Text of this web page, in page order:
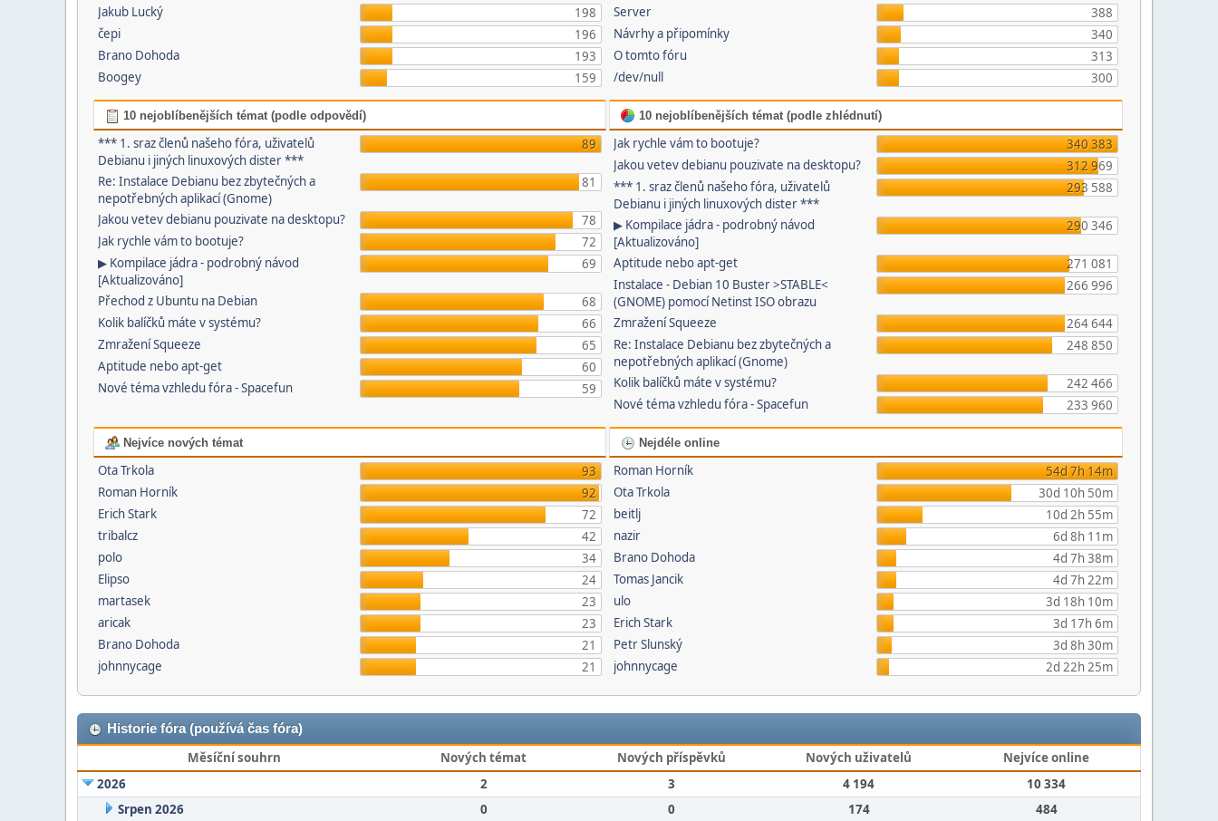
Jakub Lucký
198
čepi
196
Brano Dohoda
193
Boogey
159
Server
388
Návrhy a připomínky
340
O tomto fóru
313
/dev/null
300
10 nejoblíbenějších témat (podle odpovědí)
*** 1. sraz členů našeho fóra, uživatelů
Debianu i jiných linuxových dister ***
89
Re: Instalace Debianu bez zbytečných a
nepotřebných aplikací (Gnome)
81
Jakou vetev debianu pouzivate na desktopu?
78
Jak rychle vám to bootuje?
72
▶ Kompilace jádra - podrobný návod
[Aktualizováno]
69
Přechod z Ubuntu na Debian
68
Kolik balíčků máte v systému?
66
Zmražení Squeeze
65
Aptitude nebo apt-get
60
Nové téma vzhledu fóra - Spacefun
59
10 nejoblíbenějších témat (podle zhlédnutí)
Jak rychle vám to bootuje?
340 383
Jakou vetev debianu pouzivate na desktopu?
312 969
*** 1. sraz členů našeho fóra, uživatelů
Debianu i jiných linuxových dister ***
293 588
▶ Kompilace jádra - podrobný návod
[Aktualizováno]
290 346
Aptitude nebo apt-get
271 081
Instalace - Debian 10 Buster >STABLE<
(GNOME) pomocí Netinst ISO obrazu
266 996
Zmražení Squeeze
264 644
Re: Instalace Debianu bez zbytečných a
nepotřebných aplikací (Gnome)
248 850
Kolik balíčků máte v systému?
242 466
Nové téma vzhledu fóra - Spacefun
233 960
Nejvíce nových témat
Ota Trkola
93
Roman Horník
92
Erich Stark
72
tribalcz
42
polo
34
Elipso
24
martasek
23
aricak
23
Brano Dohoda
21
johnnycage
21
Nejdéle online
Roman Horník
54d 7h 14m
Ota Trkola
30d 10h 50m
beitlj
10d 2h 55m
nazir
6d 8h 11m
Brano Dohoda
4d 7h 38m
Tomas Jancik
4d 7h 22m
ulo
3d 18h 10m
Erich Stark
3d 17h 6m
Petr Slunský
3d 8h 30m
johnnycage
2d 22h 25m
Historie fóra (používá čas fóra)
Měsíční souhrn Nových témat Nových příspěvků Nových uživatelů
Nejvíce online
2026
2 3 4 194
10 334
Srpen 2026
0 0 174
484